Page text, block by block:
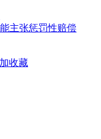
主张惩罚性赔偿
加收藏